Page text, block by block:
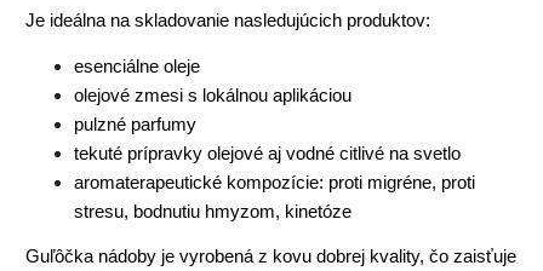
Je ideálna na skladovanie nasledujúcich produktov:
esenciálne oleje
olejové zmesi s lokálnou aplikáciou
pulzné parfumy
tekuté prípravky olejové aj vodné citlivé na svetlo
aromaterapeutické kompozície: proti migréne, proti
stresu, bodnutiu hmyzom, kinetóze
Guľôčka nádoby je vyrobená z kovu dobrej kvality, čo zaisťuje